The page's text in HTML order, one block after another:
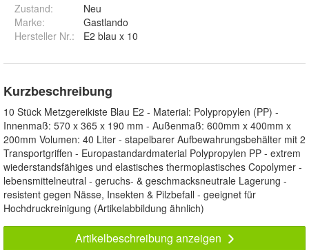
Zustand:
Neu
Marke:
Gastlando
Hersteller Nr.:
E2 blau x 10
Kurzbeschreibung
10 Stück Metzgereikiste Blau E2 - Material: Polypropylen (PP) -
Innenmaß: 570 x 365 x 190 mm - Außenmaß: 600mm x 400mm x
200mm Volumen: 40 Liter - stapelbarer Aufbewahrungsbehälter mit 2
Transportgriffen - Europastandardmaterial Polypropylen PP - extrem
wiederstandsfähiges und elastisches thermoplastisches Copolymer -
lebensmittelneutral - geruchs- & geschmacksneutrale Lagerung -
resistent gegen Nässe, Insekten & Pilzbefall - geeignet für
Hochdruckreinigung (Artikelabbildung ähnlich)
Artikelbeschreibung anzeigen